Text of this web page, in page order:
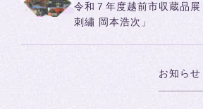
令和７年度越前市収蔵品
刺繡 岡本浩次」
お知ら